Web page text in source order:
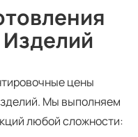
цены
Мы выполняем
любой сложности: